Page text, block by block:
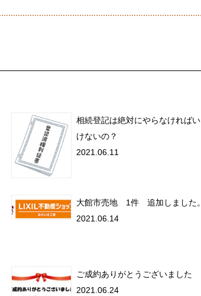
相続登記は絶対にやらなければい
けないの？
2021.06.11
大館市売地 1件 追加しました。
2021.06.14
ご成約ありがとうございました
2021.06.24